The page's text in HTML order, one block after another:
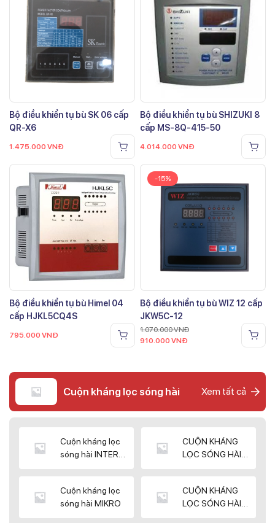
Bộ điều khiển tụ bù SK 06 cấp
QR-X6
1.475.000 VNĐ
Bộ điều khiển tụ bù SHIZUKI 8
cấp MS-8Q-415-50
4.014.000 VNĐ
Bộ điều khiển tụ bù Himel 04
cấp HJKL5CQ4S
795.000 VNĐ
-15%
Bộ điều khiển tụ bù WIZ 12 cấp
JKW5C-12
1.070.000VNĐ
910.000 VNĐ
Cuộn kháng lọc sóng hài Xem tất cả
Cuộn kháng lọc
sóng hài INTER
CUỘN KHÁNG
LỌC SÓNG HÀI
Cuộn kháng lọc
sóng hài MIKRO
CUỘN KHÁNG
LỌC SÓNG HÀI